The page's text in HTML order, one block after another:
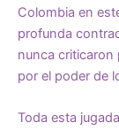
Colombia en
profunda
nunca criticaron
por el poder de
Toda esta